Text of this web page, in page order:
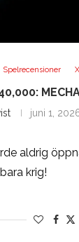
Spelrecensioner
juni 1,
aldrig
krig!